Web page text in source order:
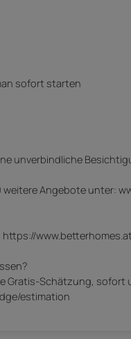
sofort starten
unverbindliche
Angebote unter:
https://
Gratis-Schätzung, sofort
estimation